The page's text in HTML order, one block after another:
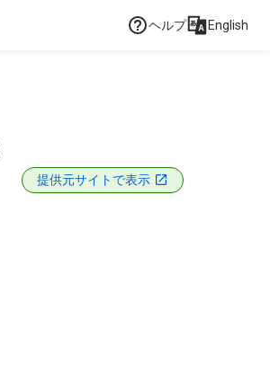
ヘルプ English
提供元サイトで表示